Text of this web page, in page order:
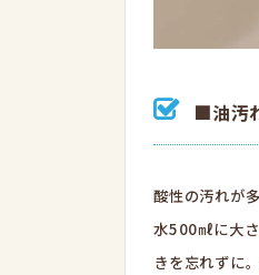
■油汚
酸性の汚れが
水500㎖に大
きを忘れずに